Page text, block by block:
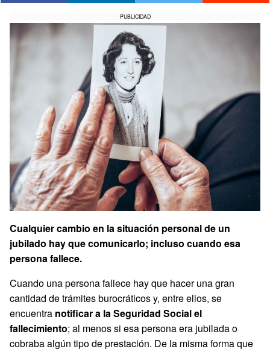
PUBLICIDAD
Cualquier cambio en la situación personal de un
jubilado hay que comunicarlo; incluso cuando esa
persona fallece.
Cuando una persona fallece hay que hacer una gran
cantidad de trámites burocráticos y, entre ellos, se
encuentra notificar a la Seguridad Social el
fallecimiento; al menos si esa persona era jubilada o
cobraba algún tipo de prestación. De la misma forma que